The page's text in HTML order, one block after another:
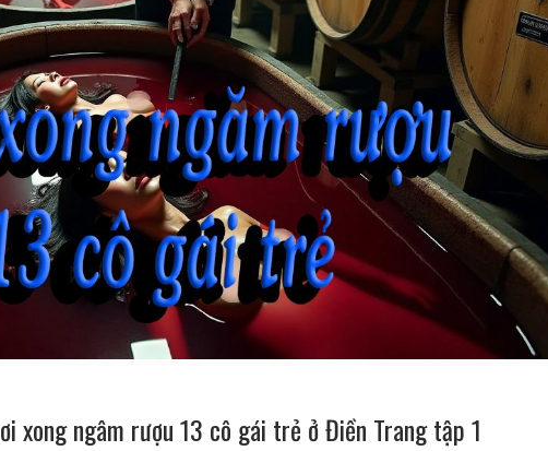
xong ngâm rượu 13 cô gái trẻ ở Điền Trang tập 1